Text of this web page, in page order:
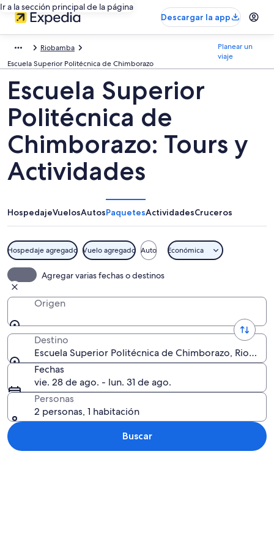
Ir a la sección principal de la página
Descargar la app
Riobamba
Escuela Superior Politécnica de Chimborazo
Planear un
viaje
Escuela Superior
Politécnica de
Chimborazo: Tours y
Actividades
HospedajeVuelosAutosPaquetesActividadesCruceros
Hospedaje agregado Vuelo agregado Auto Económica
Agregar varias fechas o destinos
Origen
Destino
Escuela Superior Politécnica de Chimborazo,
Fechas
vie. 28 de ago. - lun. 31 de ago.
Personas
2 personas, 1 habitación
Buscar